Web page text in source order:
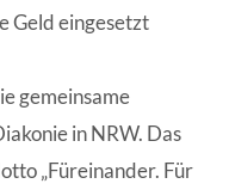
Geld eingesetzt
gemeinsame
in NRW. Das
„Füreinander. Für